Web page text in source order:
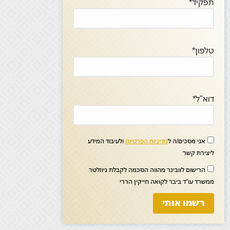
תפקיד*
טלפון*
דוא"ל*
אני מסכים/ה למדיניות הפרטיות ולעיבוד המידע
ליצירת קשר
הרישום לוובינר מהווה הסכמה לקבלת ניוזלטר
ממשרד עו"ד ביבר לקואה חייקין הררי